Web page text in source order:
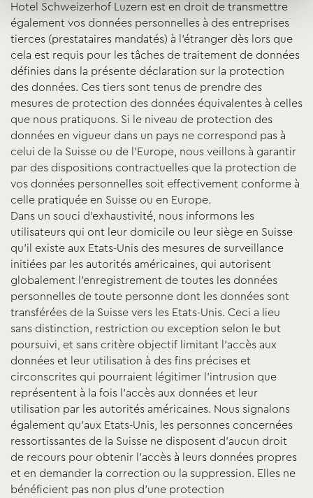
Hotel Schweizerhof Luzern est en droit de transmettre
également vos données personnelles à des entreprises
tierces (prestataires mandatés) à l’étranger dès lors que
cela est requis pour les tâches de traitement de données
définies dans la présente déclaration sur la protection
des données. Ces tiers sont tenus de prendre des
mesures de protection des données équivalentes à celles
que nous pratiquons. Si le niveau de protection des
données en vigueur dans un pays ne correspond pas à
celui de la Suisse ou de l’Europe, nous veillons à garantir
par des dispositions contractuelles que la protection de
vos données personnelles soit effectivement conforme à
celle pratiquée en Suisse ou en Europe.
Dans un souci d’exhaustivité, nous informons les
utilisateurs qui ont leur domicile ou leur siège en Suisse
qu’il existe aux Etats-Unis des mesures de surveillance
initiées par les autorités américaines, qui autorisent
globalement l’enregistrement de toutes les données
personnelles de toute personne dont les données sont
transférées de la Suisse vers les Etats-Unis. Ceci a lieu
sans distinction, restriction ou exception selon le but
poursuivi, et sans critère objectif limitant l’accès aux
données et leur utilisation à des fins précises et
circonscrites qui pourraient légitimer l’intrusion que
représentent à la fois l’accès aux données et leur
utilisation par les autorités américaines. Nous signalons
également qu’aux Etats-Unis, les personnes concernées
ressortissantes de la Suisse ne disposent d’aucun droit
de recours pour obtenir l’accès à leurs données propres
et en demander la correction ou la suppression. Elles ne
bénéficient pas non plus d’une protection